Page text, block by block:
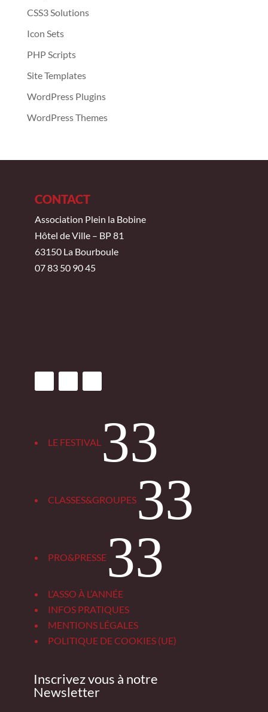
CSS3 Solutions
Icon Sets
PHP Scripts
Site Templates
WordPress Plugins
WordPress Themes
CONTACT
Association Plein la Bobine
Hôtel de Ville – BP 81
63150 La Bourboule
07 83 50 90 45
LE FESTIVAL 3
CLASSES&GROUPES 3
PRO&PRESSE 3
L’ASSO À L’ANNÉE
INFOS PRATIQUES
MENTIONS LÉGALES
POLITIQUE DE COOKIES (UE)
Inscrivez vous à notre
Newsletter